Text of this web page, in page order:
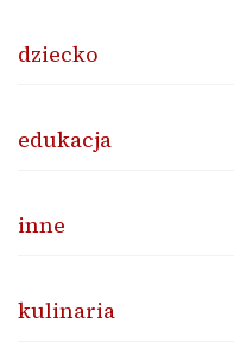
dziecko
edukacja
inne
kulinaria